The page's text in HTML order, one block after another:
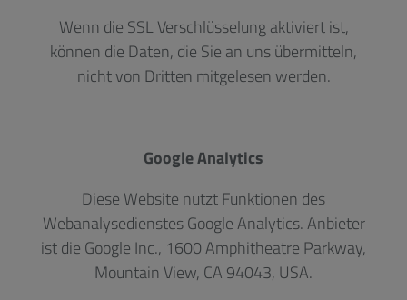
Wenn die SSL Verschlüsselung aktiviert ist,
können die Daten, die Sie an uns übermitteln,
nicht von Dritten mitgelesen werden.
Google Analytics
Diese Website nutzt Funktionen des
Webanalysedienstes Google Analytics. Anbieter
ist die Google Inc., 1600 Amphitheatre Parkway,
Mountain View, CA 94043, USA.